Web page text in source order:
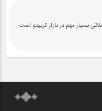
بسیار مهم در بازار کریپتو است.